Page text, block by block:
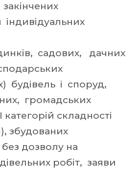
садових, дачних
будівель і споруд,
громадських
категорій складності
збудованих
дозволу на
робіт, заяви